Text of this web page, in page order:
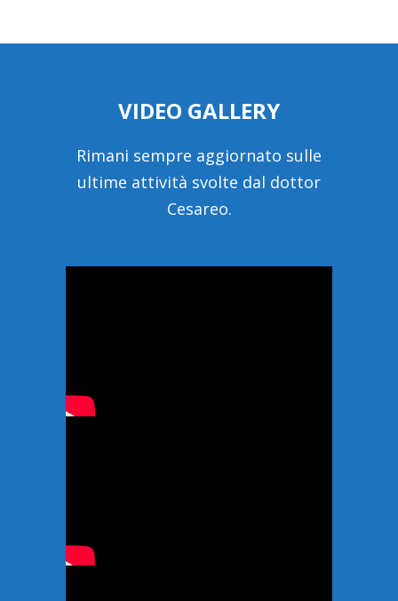
VIDEO GALLERY
Rimani sempre aggiornato sulle
ultime attività svolte dal dottor
Cesareo.